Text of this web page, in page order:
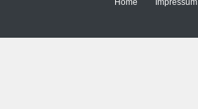
Home Impressum